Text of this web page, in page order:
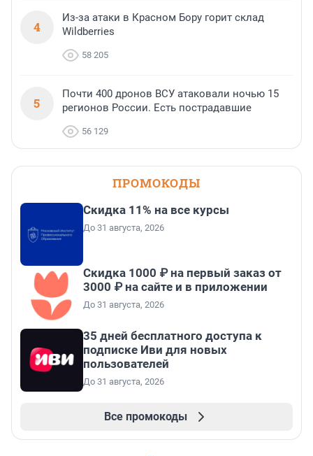
4
Из-за атаки в Красном Бору горит склад
Wildberries
58 205
5
Почти 400 дронов ВСУ атаковали ночью 15
регионов России. Есть пострадавшие
56 129
ПРОМОКОДЫ
Скидка 11% на все курсы
До 31 августа, 2026
Скидка 1000 ₽ на первый заказ от
3000 ₽ на сайте и в приложении
До 31 августа, 2026
35 дней бесплатного доступа к
подписке Иви для новых
пользователей
До 31 августа, 2026
Все промокоды